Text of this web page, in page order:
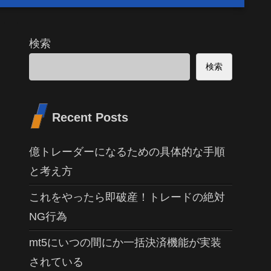
検索
検索
Recent Posts
億トレーダーになるための具体的な手順
と考え方
これをやったら即破産！トレードの絶対
NG行為
mt5にいつの間にか一括決済機能が実装
されている